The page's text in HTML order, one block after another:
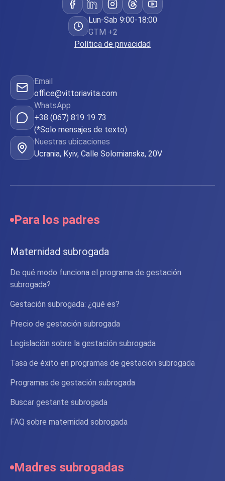
Lun-Sab 9:00-18:00
GTM +2
Política de privacidad
Email
office@vittoriavita.com
WhatsApp
+38 (067) 819 19 73
(*Solo mensajes de texto)
Nuestras ubicaciones
Ucrania, Kyiv, Calle Solomianska, 20V
Para los padres
Maternidad subrogada
De qué modo funciona el programa de gestación
subrogada?
Gestación subrogada: ¿qué es?
Precio de gestación subrogada
Legislación sobre la gestación subrogada
Tasa de éxito en programas de gestación subrogada
Programas de gestación subrogada
Buscar gestante subrogada
FAQ sobre maternidad sobrogada
Madres subrogadas